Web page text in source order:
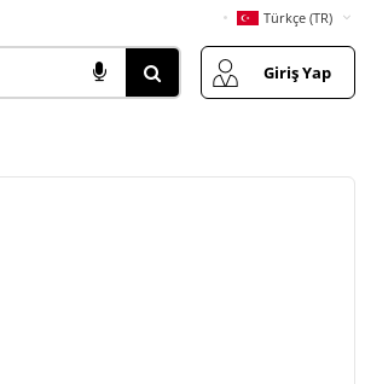
Türkçe (TR)
Giriş Yap